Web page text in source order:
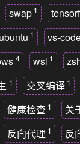
swap 1
ubuntu 1 vs-
4 wsl 1
1 交叉编译 1
健康检查 1 关
反向代理 1 反